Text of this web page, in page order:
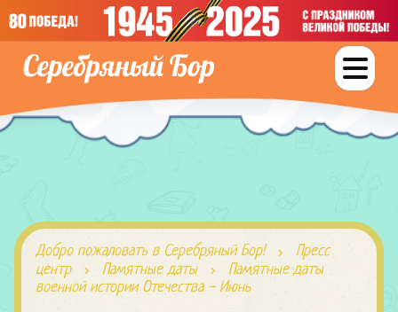
Добро пожаловать в Серебряный Бор!
Пресс
центр
Памятные даты
Памятные даты
военной истории Отечества - Июнь